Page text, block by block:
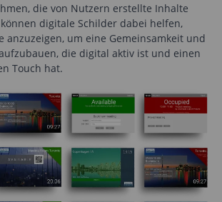
die von Nutzern erstellte Inhalte
digitale Schilder dabei helfen,
anzuzeigen, um eine Gemeinsamkeit und
die digital aktiv ist und einen
Touch hat.